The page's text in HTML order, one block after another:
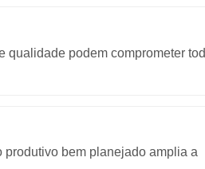
identidade própria.
sobre prazo, padrão e